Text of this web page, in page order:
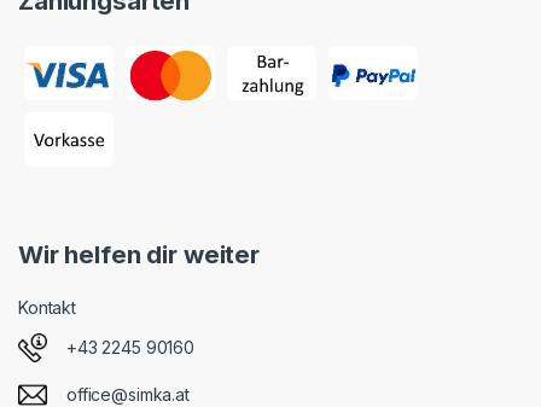
Wir helfen dir weiter
Kontakt
+43 2245 90160
office@simka.at